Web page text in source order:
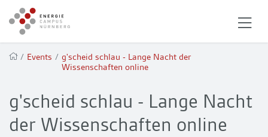
/ Events / g'scheid schlau - Lange Nacht der
Wissenschaften online
g'scheid schlau - Lange Nacht
der Wissenschaften online